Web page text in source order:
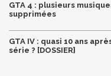
GTA 4 : plusieurs
supprimées
GTA IV : quasi 10 ans
série ? [DOSSIER]